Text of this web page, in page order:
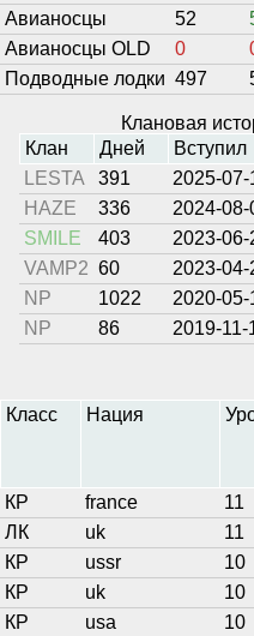
Авианосцы
52
Авианосцы OLD
0
Подводные лодки 497
Клановая
Клан
Дней Вступил
LESTA
391
2025-07-
HAZE
336 2024-08-
SMILE
403 2023-06-
VAMP2 60 2023-04-
NP
1022 2020-05-
NP
86 2019-11-
Класс Нация
КР france 11
ЛК
uk 11
КР
ussr 10
КР
uk 10
КР
usa 10